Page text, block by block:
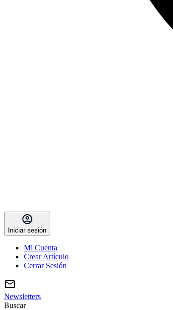
Iniciar sesión
Mi Cuenta
Crear Artículo
Cerrar Sesión
Newsletters
Buscar